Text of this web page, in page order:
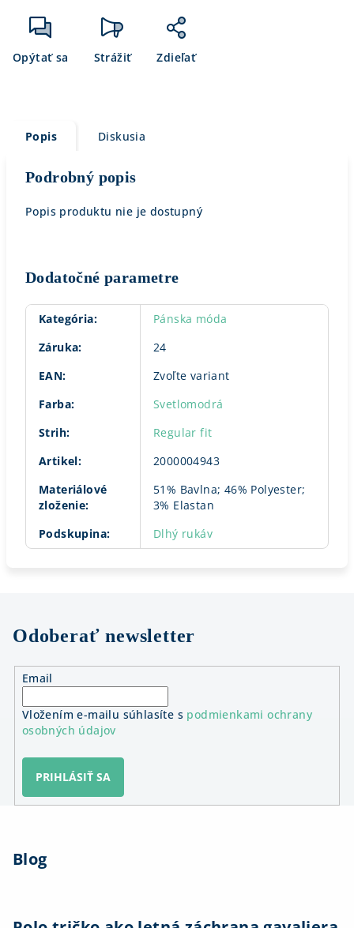
Opýtať sa Strážiť Zdieľať
Popis Diskusia
Podrobný popis
Popis produktu nie je dostupný
Dodatočné parametre
Kategória:
Pánska móda
Záruka:
24
EAN:
Zvoľte variant
Farba:
Svetlomodrá
Strih:
Regular fit
Artikel:
2000004943
Materiálové
zloženie:
51% Bavlna; 46% Polyester;
3% Elastan
Podskupina: Dlhý rukáv
Odoberať newsletter
Email
Vložením e-mailu súhlasíte s podmienkami ochrany
osobných údajov
PRIHLÁSIŤ SA
Blog